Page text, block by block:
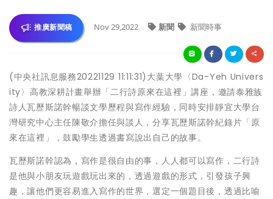
推廣新聞稿 Nov 29,2022 新聞 新聞時事
(中央社訊息服務20221129 11:11:31)大葉大學〈Da-Yeh Univers
ity〉高教深耕計畫舉辦「二行詩原來在這裡」講座，邀請泰雅族
詩人瓦歷斯諾幹暢談文學歷程與寫作經驗，同時安排靜宜大學台
灣研究中心主任陳敬介擔任與談人，分享瓦歷斯諾幹紀錄片「原
來在這裡」，鼓勵學生透過書寫說出自己的故事。
瓦歷斯諾幹認為，寫作是很自由的事，人人都可以寫作，二行詩
是他與小朋友玩遊戲玩出來的，透過遊戲的形式，引發孩子興
趣，讓他們更容易進入寫作的世界，選定一個題目後，透過比喻